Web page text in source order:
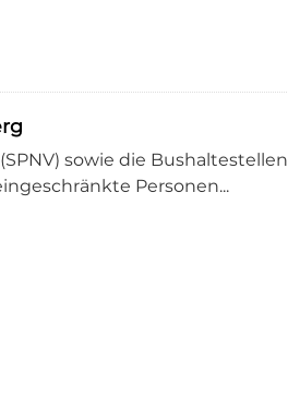
sowie die Bushaltestellen
Personen...